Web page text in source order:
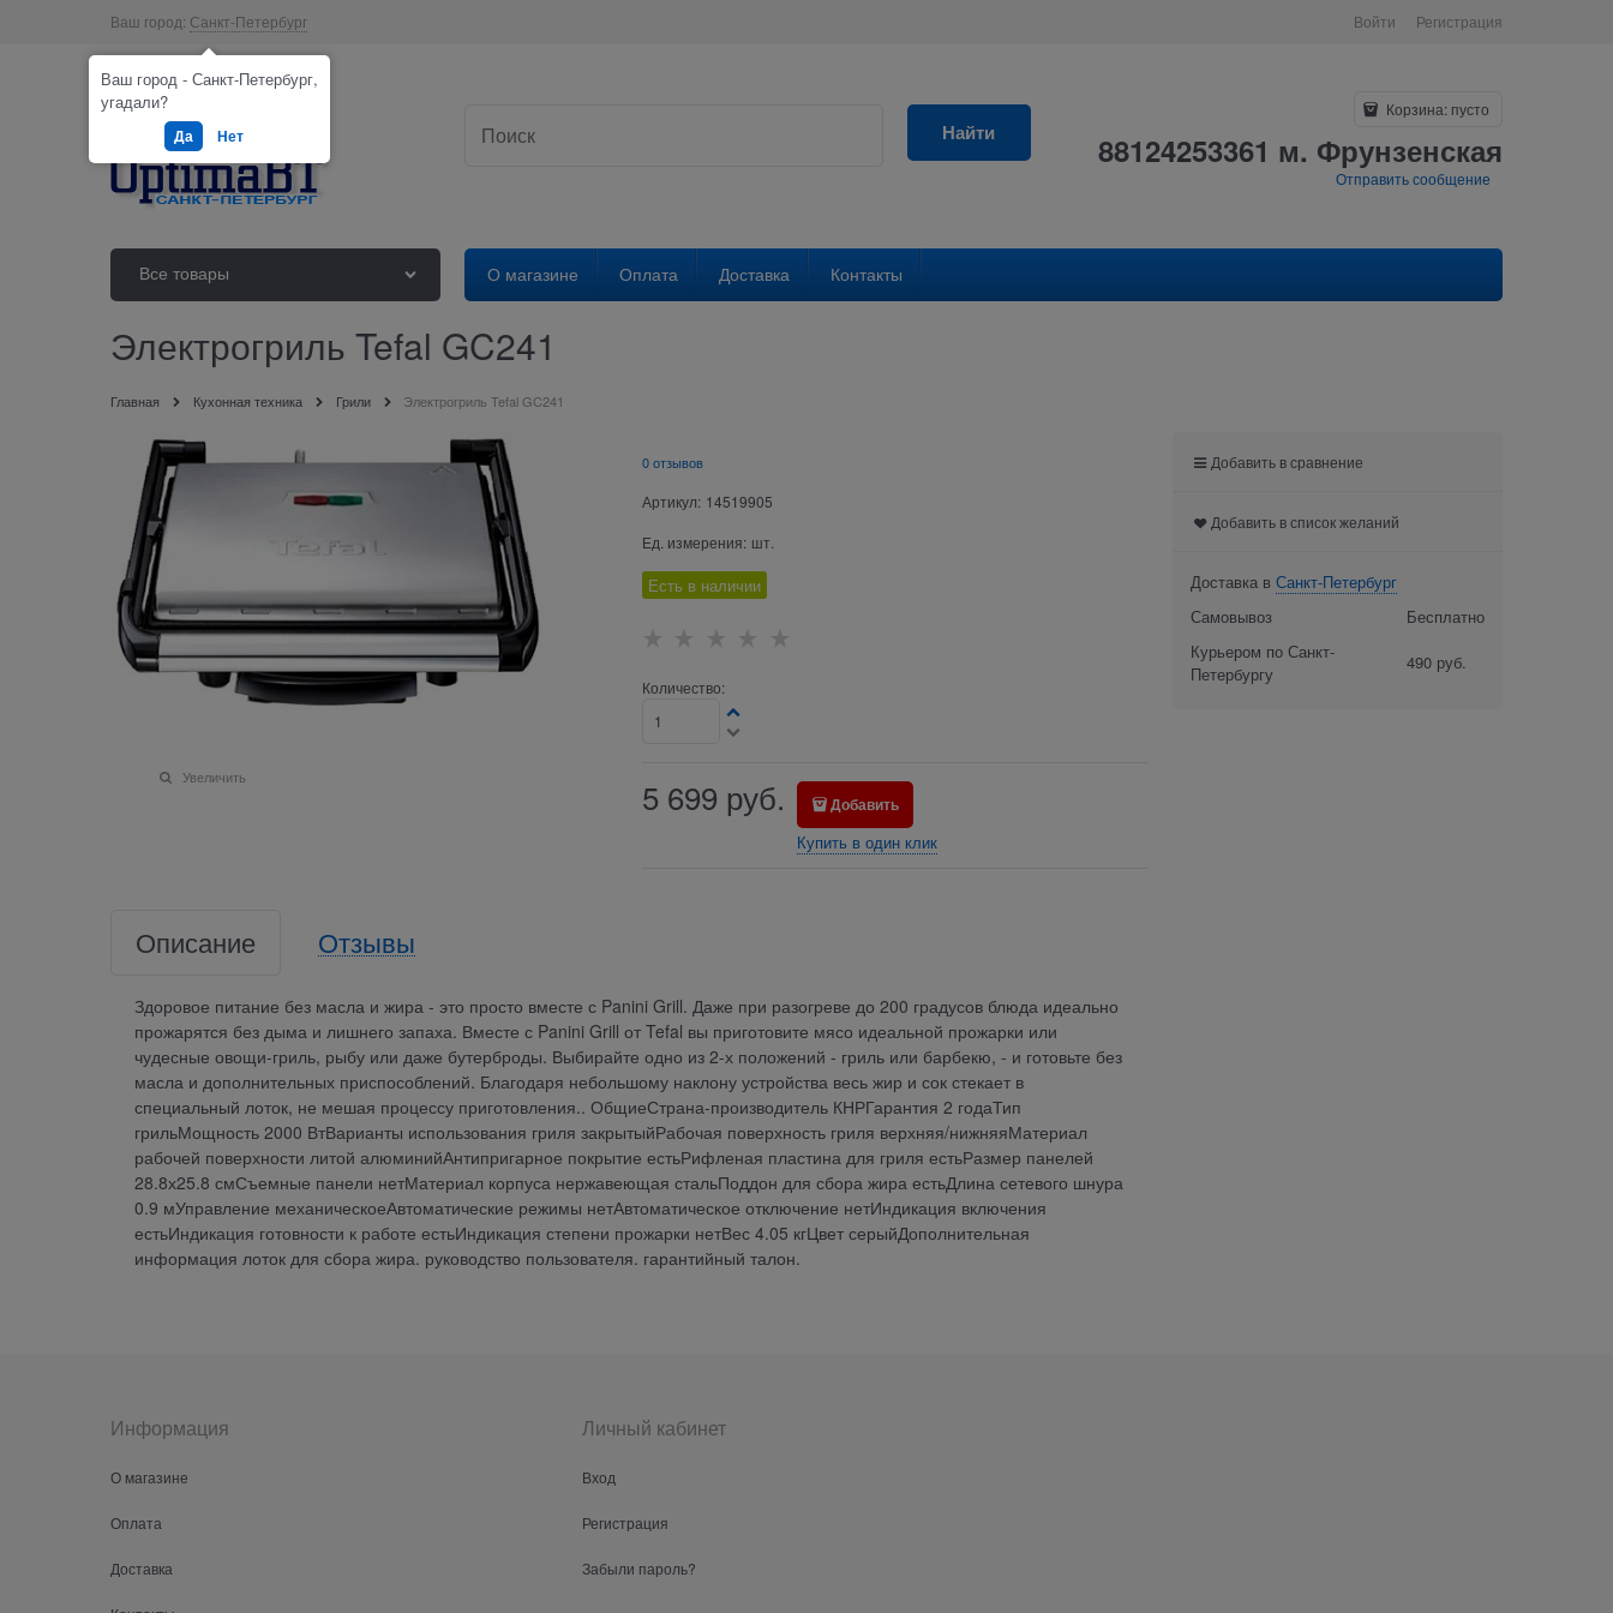
Ваш город: Санкт-Петербург Войти Регистрация
Найти
Корзина: пусто
88124253361 м. Фрунзенская
Отправить сообщение
Все товары О магазине Оплата Доставка Контакты
Электрогриль Tefal GC241
Главная Кухонная техника Грили Электрогриль Tefal GC241
Увеличить
0 отзывов
Артикул: 14519905
Ед. измерения: шт.
Есть в наличии
Количество:
5 699 руб. Добавить
Купить в один клик
Описание Отзывы
Здоровое питание без масла и жира - это просто вместе с Panini Grill. Даже при разогреве до 200 градусов блюда идеально
прожарятся без дыма и лишнего запаха. Вместе с Panini Grill от Tefal вы приготовите мясо идеальной прожарки или
чудесные овощи-гриль, рыбу или даже бутерброды. Выбирайте одно из 2-х положений - гриль или барбекю, - и готовьте без
масла и дополнительных приспособлений. Благодаря небольшому наклону устройства весь жир и сок стекает в
специальный лоток, не мешая процессу приготовления.. ОбщиеСтрана-производитель КНРГарантия 2 годаТип
грильМощность 2000 ВтВарианты использования гриля закрытыйРабочая поверхность гриля верхняя/нижняяМатериал
рабочей поверхности литой алюминийАнтипригарное покрытие естьРифленая пластина для гриля естьРазмер панелей
28.8х25.8 смСъемные панели нетМатериал корпуса нержавеющая стальПоддон для сбора жира естьДлина сетевого шнура
0.9 мУправление механическоеАвтоматические режимы нетАвтоматическое отключение нетИндикация включения
естьИндикация готовности к работе естьИндикация степени прожарки нетВес 4.05 кгЦвет серыйДополнительная
информация лоток для сбора жира. руководство пользователя. гарантийный талон.
Добавить в сравнение
Добавить в список желаний
Доставка в Санкт-Петербург
Самовывоз
Бесплатно
Курьером по Санкт-
Петербургу
490 руб.
Информация
О магазине
Оплата
Доставка
Личный кабинет
Вход
Регистрация
Забыли пароль?
Ваш город - Санкт-Петербург,
угадали?
Да Нет